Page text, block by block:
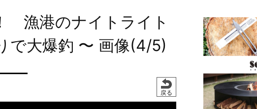
漁港のナイトライト
で大爆釣 〜 画像(4/5)
戻る